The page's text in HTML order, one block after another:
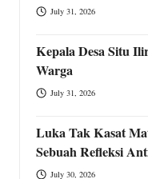
July 31, 2026
Kepala Desa Situ
Warga
July 31, 2026
Luka Tak Kasat
Sebuah Refleksi
July 30, 2026